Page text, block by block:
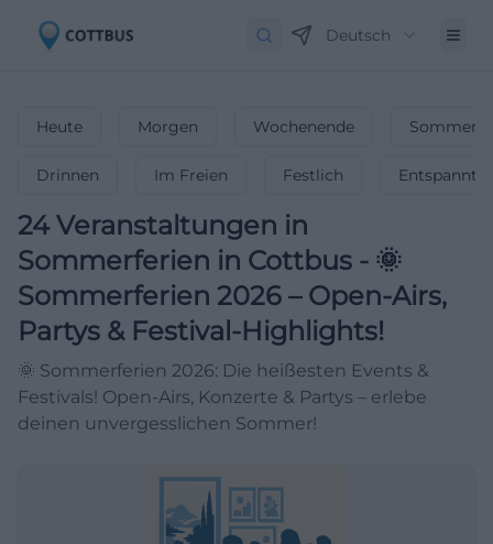
Deutsch
Heute Morgen Wochenende
Drinnen Im Freien Festlich Entspannt
24 Veranstaltungen in
Sommerferien in Cottbus - 🌞
Sommerferien 2026 – Open-Airs,
Partys & Festival-Highlights!
🌞 Sommerferien 2026: Die heißesten Events &
Festivals! Open-Airs, Konzerte & Partys – erlebe
deinen unvergesslichen Sommer!